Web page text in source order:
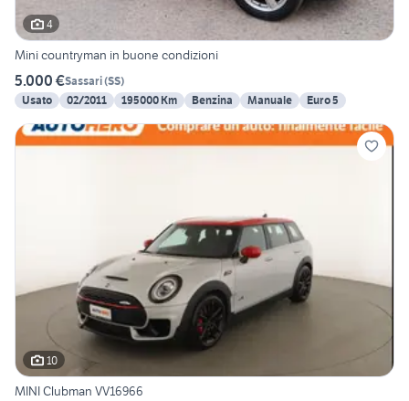
4
Mini countryman in buone condizioni
5.000 €Sassari(SS)
Usato
02/2011 195000 Km Benzina Manuale Euro 5
10
MINI Clubman VV16966